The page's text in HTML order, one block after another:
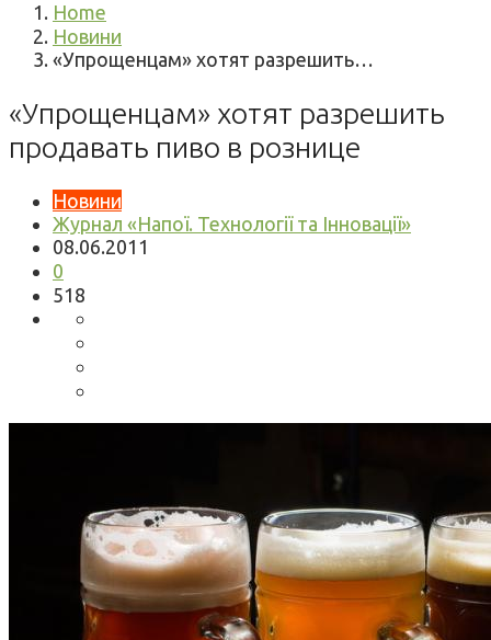
Home
Новини
«Упрощенцам» хотят разрешить…
«Упрощенцам» хотят разрешить
продавать пиво в рознице
Новини
Журнал «Напої. Технології та Інновації»
08.06.2011
0
518